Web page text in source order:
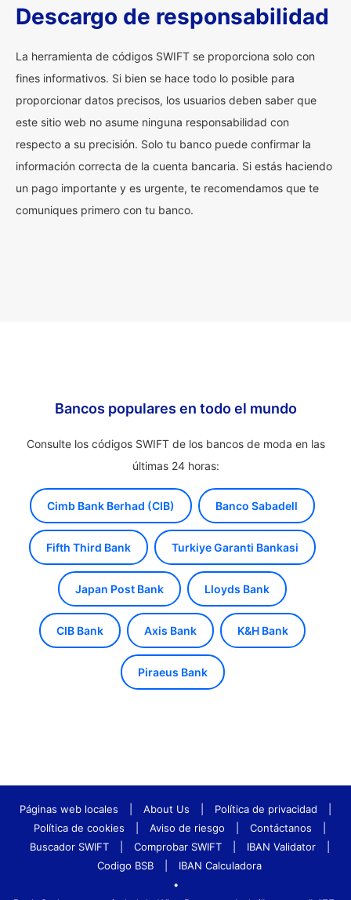
Descargo de responsabilidad
La herramienta de códigos SWIFT se proporciona solo con
fines informativos. Si bien se hace todo lo posible para
proporcionar datos precisos, los usuarios deben saber que
este sitio web no asume ninguna responsabilidad con
respecto a su precisión. Solo tu banco puede confirmar la
información correcta de la cuenta bancaria. Si estás haciendo
un pago importante y es urgente, te recomendamos que te
comuniques primero con tu banco.
Bancos populares en todo el mundo
Consulte los códigos SWIFT de los bancos de moda en las
últimas 24 horas:
Cimb Bank Berhad (CIB) Banco Sabadell
Fifth Third Bank Turkiye Garanti Bankasi
Japan Post Bank Lloyds Bank
CIB Bank Axis Bank K&H Bank
Piraeus Bank
Páginas web locales About Us Política de privacidad
Política de cookies
Aviso de riesgo Contáctanos
Buscador SWIFT
Comprobar SWIFT IBAN Validator
Codigo BSB
IBAN Calculadora
•